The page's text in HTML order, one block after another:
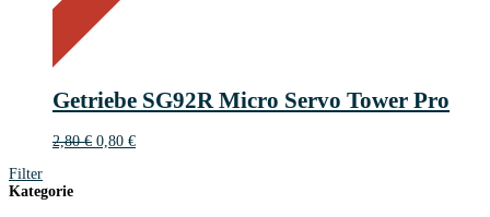
€
Getriebe SG92R Micro Servo Tower Pro
2,80€ Ursprünglicher
0,80 €Aktueller
Filter
Kategorie